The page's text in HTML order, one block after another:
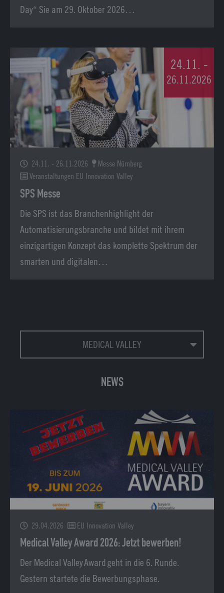
Day“ Sie am 29. Oktober 2026…
24.11. -
26.11.2026
24.11. - 26.11.2026
Messe Nürnberg
Veranstaltungen EU Innovation Valley
SPS Messe
Die SPS ist das Branchenhighlight der
Automatisierungsbranche und bildet mit ihrem
einzigartigen Konzept das komplette Spektrum der
smarten und digitalen…
MEDICAL VALLEY
NEWS
29.04.2026 EU Innovation Valley
Medical Valley Award 2026: Jetzt bewerben!
Der Medical Valley Award geht in die 6. Runde.
Gestern startete die Bewerbungsphase.